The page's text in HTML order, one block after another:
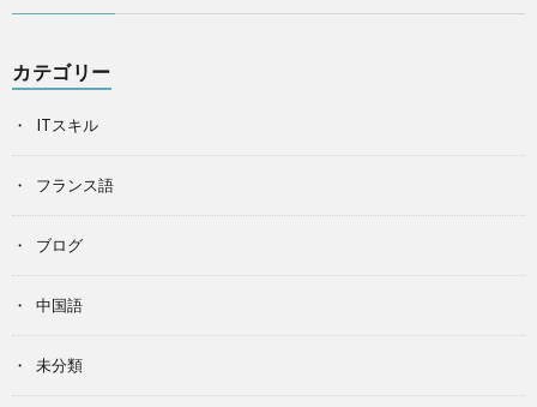
カテゴリー
ITスキル
フランス語
ブログ
中国語
未分類